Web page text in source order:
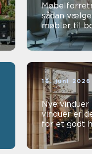
sådan
møbler til
16. juni 2026
Nye vinduer
vinduer er
for et godt